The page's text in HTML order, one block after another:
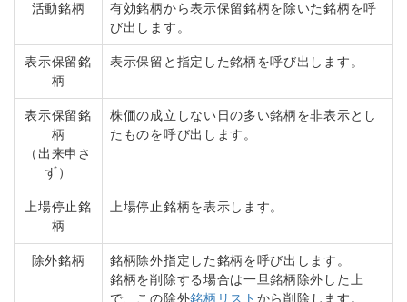
活動銘柄
有効銘柄から表示保留銘柄を除いた銘柄を呼
び出します。
表示保留銘
柄
表示保留と指定した銘柄を呼び出します。
表示保留銘
柄
（出来申さ
ず）
株価の成立しない日の多い銘柄を非表示とし
たものを呼び出します。
上場停止銘
柄
上場停止銘柄を表示します。
除外銘柄
銘柄除外指定した銘柄を呼び出します。
銘柄を削除する場合は一旦銘柄除外した上
で、この除外銘柄リスト から削除します。